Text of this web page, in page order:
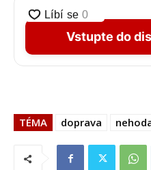
Vstupte do
TÉMA doprava